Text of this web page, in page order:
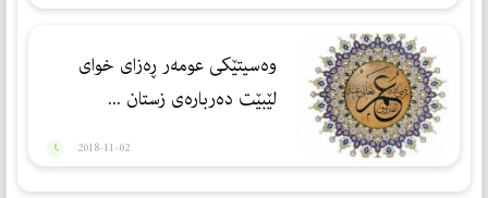
وه‌سیتێكی عومه‌ر ڕه‌زای خوای
لێبێت ده‌رباره‌ی زستان ...
2018-11-02